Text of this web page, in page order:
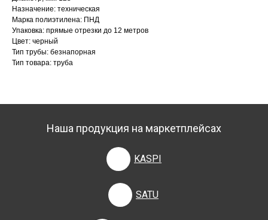
Назначение: техническая
Марка полиэтилена: ПНД
Упаковка: прямые отрезки до 12 метров
Цвет: черный
Тип трубы: безнапорная
Тип товара: труба
Наша продукция на маркетплейсах
KASPI
SATU